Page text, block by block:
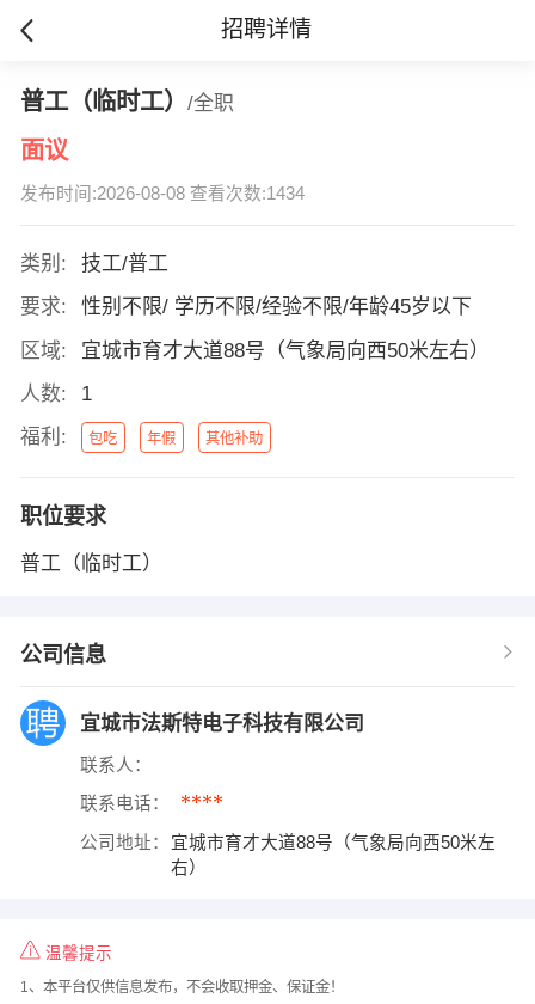
招聘详情
普工（临时工） /全职
面议
发布时间:2026-08-08 查看次数:1434
类别:
技工/普工
要求:
性别不限/ 学历不限/经验不限/年龄45岁以下
区域:
宜城市育才大道88号（气象局向西50米左右）
人数:
1
福利:
包吃 年假 其他补助
职位要求
普工（临时工）
公司信息
宜城市法斯特电子科技有限公司
联系人：
联系电话： ****
公司地址：
宜城市育才大道88号（气象局向西50米左
右）
温馨提示
1、本平台仅供信息发布，不会收取押金、保证金！